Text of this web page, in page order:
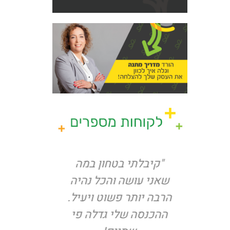
"קיבלתי בטחון במה
שאני עושה והכל נהיה
הרבה יותר פשוט ויעיל.
ההכנסה שלי גדלה פי